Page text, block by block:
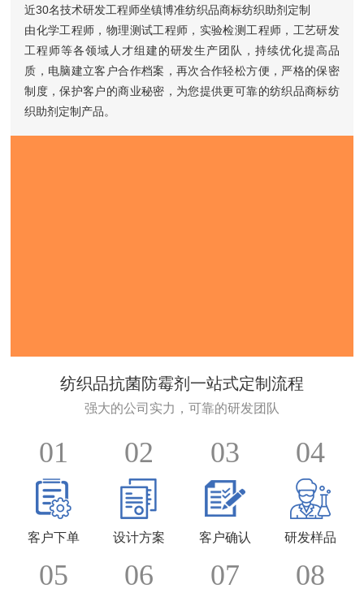
近30名技术研发工程师坐镇博准纺织品商标纺织助剂定制
由化学工程师，物理测试工程师，实验检测工程师，工艺研发
工程师等各领域人才组建的研发生产团队，持续优化提高品
质，电脑建立客户合作档案，再次合作轻松方便，严格的保密
制度，保护客户的商业秘密，为您提供更可靠的纺织品商标纺
织助剂定制产品。
纺织品抗菌防霉剂一站式定制流程
强大的公司实力，可靠的研发团队
01
客户下单
02
设计方案
03
客户确认
04
研发样品
05 06 07 08